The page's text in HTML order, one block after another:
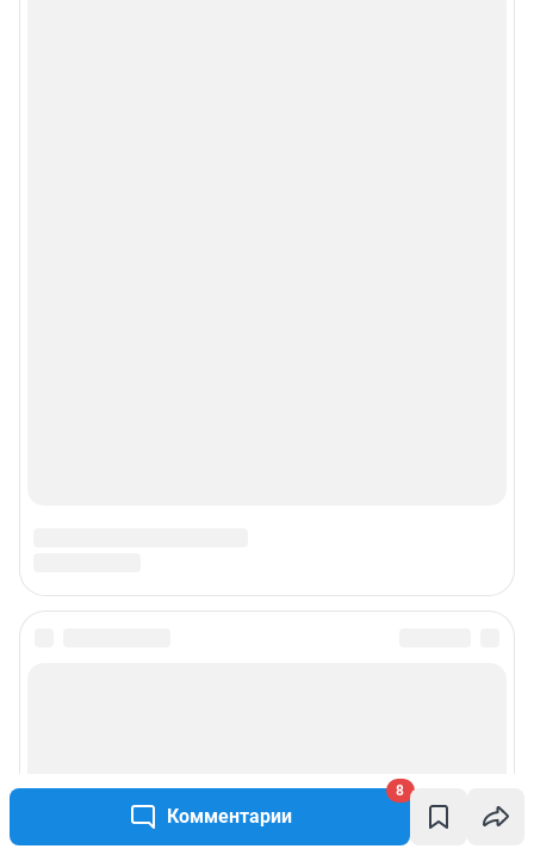
Комментарии
8